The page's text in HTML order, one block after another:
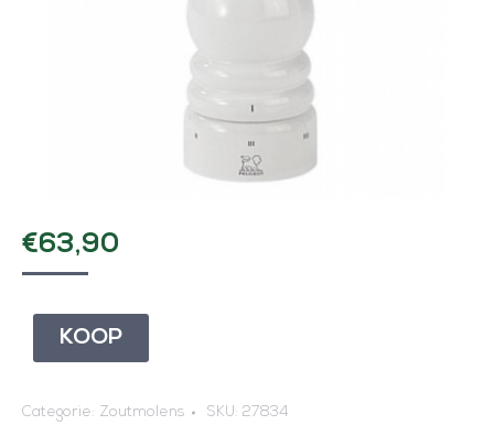
€63,90
KOOP
Categorie: Zoutmolens SKU: 27834